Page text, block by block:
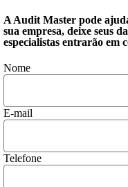
A Audit Master pode
sua empresa, deixe seus
especialistas entrarão em
Nome
E-mail
Telefone